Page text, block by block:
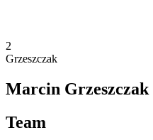
2
Grzeszczak
Marcin Grzeszczak
Team